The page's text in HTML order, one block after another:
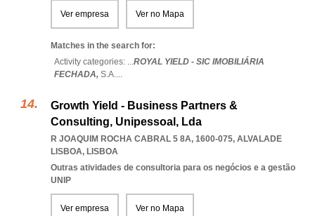
Ver empresa Ver no Mapa
Matches in the search for:
Activity categories: ...ROYAL YIELD - SIC IMOBILIÁRIA
FECHADA, S.A....
Growth Yield - Business Partners &
Consulting, Unipessoal, Lda
R JOAQUIM ROCHA CABRAL 5 8A, 1600-075, ALVALADE
LISBOA, LISBOA
Outras atividades de consultoria para os negócios e a gestão
UNIP
Ver empresa Ver no Mapa